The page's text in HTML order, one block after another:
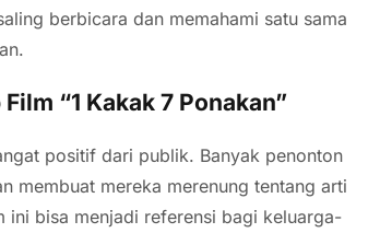
berbicara dan memahami satu sama
“1 Kakak 7 Ponakan”
positif dari publik. Banyak penonton
membuat mereka merenung tentang arti
ini bisa menjadi referensi bagi keluarga-